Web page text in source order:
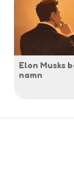
Elon Musks
namn